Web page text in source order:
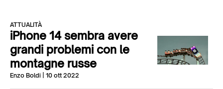
ATTUALITÀ
iPhone 14 sembra avere
grandi problemi con le
montagne russe
Enzo Boldi | 10 ott 2022